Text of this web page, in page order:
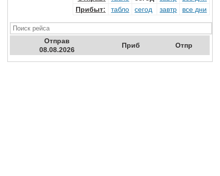
Прибыт: табло сегод завтр все дни
Отправ
08.08.2026
Приб Отпр